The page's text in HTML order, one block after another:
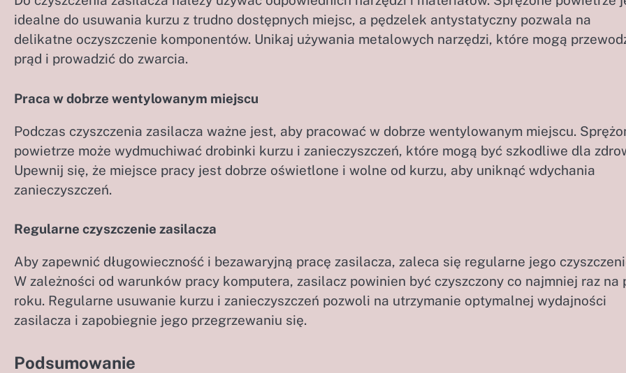
idealne do usuwania kurzu z trudno dostępnych miejsc, a pędzelek antystatyczny pozwala na
delikatne oczyszczenie komponentów. Unikaj używania metalowych narzędzi, które mogą
prąd i prowadzić do zwarcia.
Praca w dobrze wentylowanym miejscu
Podczas czyszczenia zasilacza ważne jest, aby pracować w dobrze wentylowanym miejscu.
powietrze może wydmuchiwać drobinki kurzu i zanieczyszczeń, które mogą być szkodliwe dla
Upewnij się, że miejsce pracy jest dobrze oświetlone i wolne od kurzu, aby uniknąć wdychania
zanieczyszczeń.
Regularne czyszczenie zasilacza
Aby zapewnić długowieczność i bezawaryjną pracę zasilacza, zaleca się regularne jego
W zależności od warunków pracy komputera, zasilacz powinien być czyszczony co najmniej raz na
roku. Regularne usuwanie kurzu i zanieczyszczeń pozwoli na utrzymanie optymalnej wydajności
zasilacza i zapobiegnie jego przegrzewaniu się.
Podsumowanie